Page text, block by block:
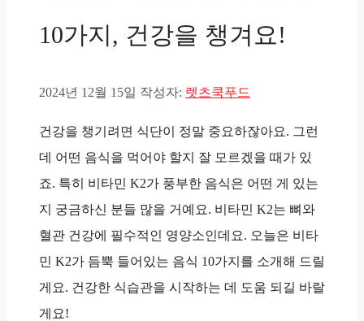
10가지, 건강을 챙겨요!
2024년 12월 15일 작성자: 렛츠쿡푸드
건강을 챙기려면 식단이 정말 중요하잖아요. 그런
데 어떤 음식을 먹어야 할지 잘 모르겠을 때가 있
죠. 특히 비타민 K2가 풍부한 음식은 어떤 게 있는
지 궁금하신 분들 많을 거예요. 비타민 K2는 뼈와
혈관 건강에 필수적인 영양소인데요. 오늘은 비타
민 K2가 듬뿍 들어있는 음식 10가지를 소개해 드릴
게요. 건강한 식습관을 시작하는 데 도움 되길 바랄
게요!